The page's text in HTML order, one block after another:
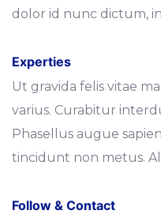
dolor id nunc dictum,
Experties
Ut gravida felis vitae
varius. Curabitur
Phasellus augue
tincidunt non metus.
Follow & Contact